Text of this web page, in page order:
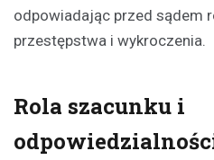
odpowiadając przed sądem
przestępstwa i wykroczenia.
Rola szacunku i